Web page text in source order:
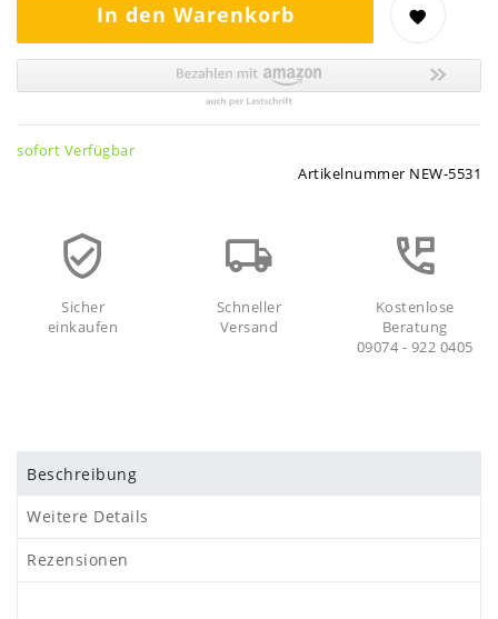
In den Warenkorb
sofort Verfügbar
Artikelnummer NEW-5531
Sicher
einkaufen
Schneller
Versand
Kostenlose
Beratung
09074 - 922 0405
Beschreibung
Weitere Details
Rezensionen